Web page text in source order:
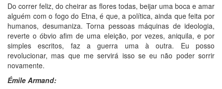
Do correr feliz, do cheirar as flores todas, beijar uma boca e amar
alguém com o fogo do Etna, é que, a política, ainda que feita por
humanos, desumaniza. Torna pessoas máquinas de ideologia,
reverte o óbvio afim de uma eleição, por vezes, aniquila, e por
simples escritos, faz a guerra uma à outra. Eu posso
revolucionar, mas que me servirá isso se eu não poder sorrir
novamente.
Émile Armand: